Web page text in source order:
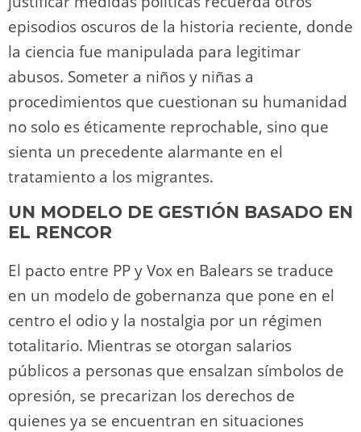
episodios oscuros de la historia reciente, donde
la ciencia fue manipulada para legitimar
abusos. Someter a niños y niñas a
procedimientos que cuestionan su humanidad
no solo es éticamente reprochable, sino que
sienta un precedente alarmante en el
tratamiento a los migrantes.
UN MODELO DE GESTIÓN BASADO EN
EL RENCOR
El pacto entre PP y Vox en Balears se traduce
en un modelo de gobernanza que pone en el
centro el odio y la nostalgia por un régimen
totalitario. Mientras se otorgan salarios
públicos a personas que ensalzan símbolos de
opresión, se precarizan los derechos de
quienes ya se encuentran en situaciones